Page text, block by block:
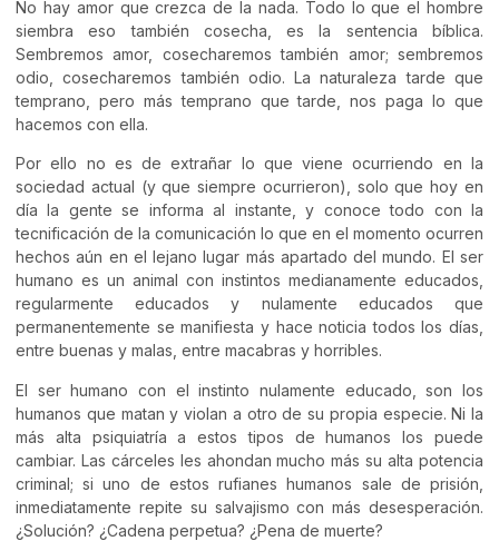
No hay amor que crezca de la nada. Todo lo que el hombre
siembra eso también cosecha, es la sentencia bíblica.
Sembremos amor, cosecharemos también amor; sembremos
odio, cosecharemos también odio. La naturaleza tarde que
temprano, pero más temprano que tarde, nos paga lo que
hacemos con ella.
Por ello no es de extrañar lo que viene ocurriendo en la
sociedad actual (y que siempre ocurrieron), solo que hoy en
día la gente se informa al instante, y conoce todo con la
tecnificación de la comunicación lo que en el momento ocurren
hechos aún en el lejano lugar más apartado del mundo. El ser
humano es un animal con instintos medianamente educados,
regularmente educados y nulamente educados que
permanentemente se manifiesta y hace noticia todos los días,
entre buenas y malas, entre macabras y horribles.
El ser humano con el instinto nulamente educado, son los
humanos que matan y violan a otro de su propia especie. Ni la
más alta psiquiatría a estos tipos de humanos los puede
cambiar. Las cárceles les ahondan mucho más su alta potencia
criminal; si uno de estos rufianes humanos sale de prisión,
inmediatamente repite su salvajismo con más desesperación.
¿Solución? ¿Cadena perpetua? ¿Pena de muerte?